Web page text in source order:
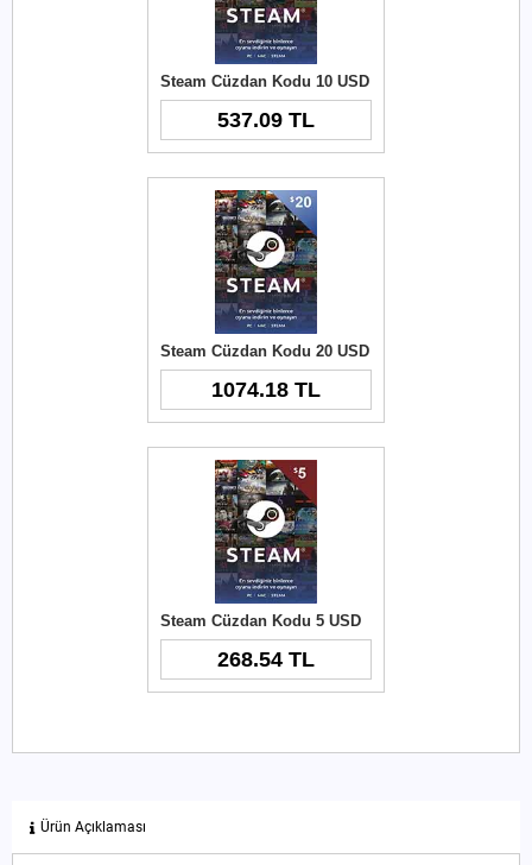
Steam Cüzdan Kodu 10 USD
537.09 TL
Steam Cüzdan Kodu 20 USD
1074.18 TL
Steam Cüzdan Kodu 5 USD
268.54 TL
Ürün Açıklaması